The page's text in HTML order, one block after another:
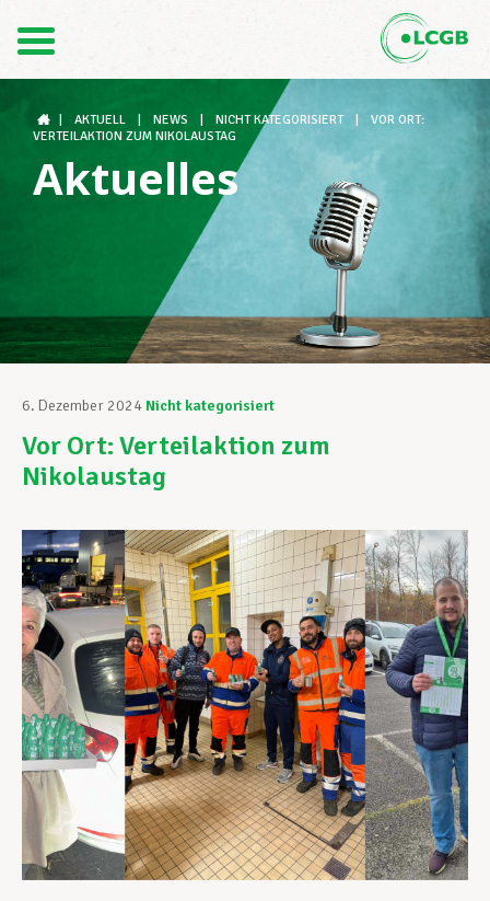
FR
Der LCGB
Gewerkschaftsstrukturen
Unterstützung im Arbeitsalltag
Ihre Rechte
Unterstützung im Privatleben
Berufliche Weiterentwicklung
Mitglied werden
Aktuell
AKTUELL NEWS NICHT KATEGORISIERT
VOR ORT:
VERTEILAKTION ZUM NIKOLAUSTAG
Aktuelles
6. Dezember 2024 Nicht kategorisiert
Vor Ort: Verteilaktion zum
Nikolaustag